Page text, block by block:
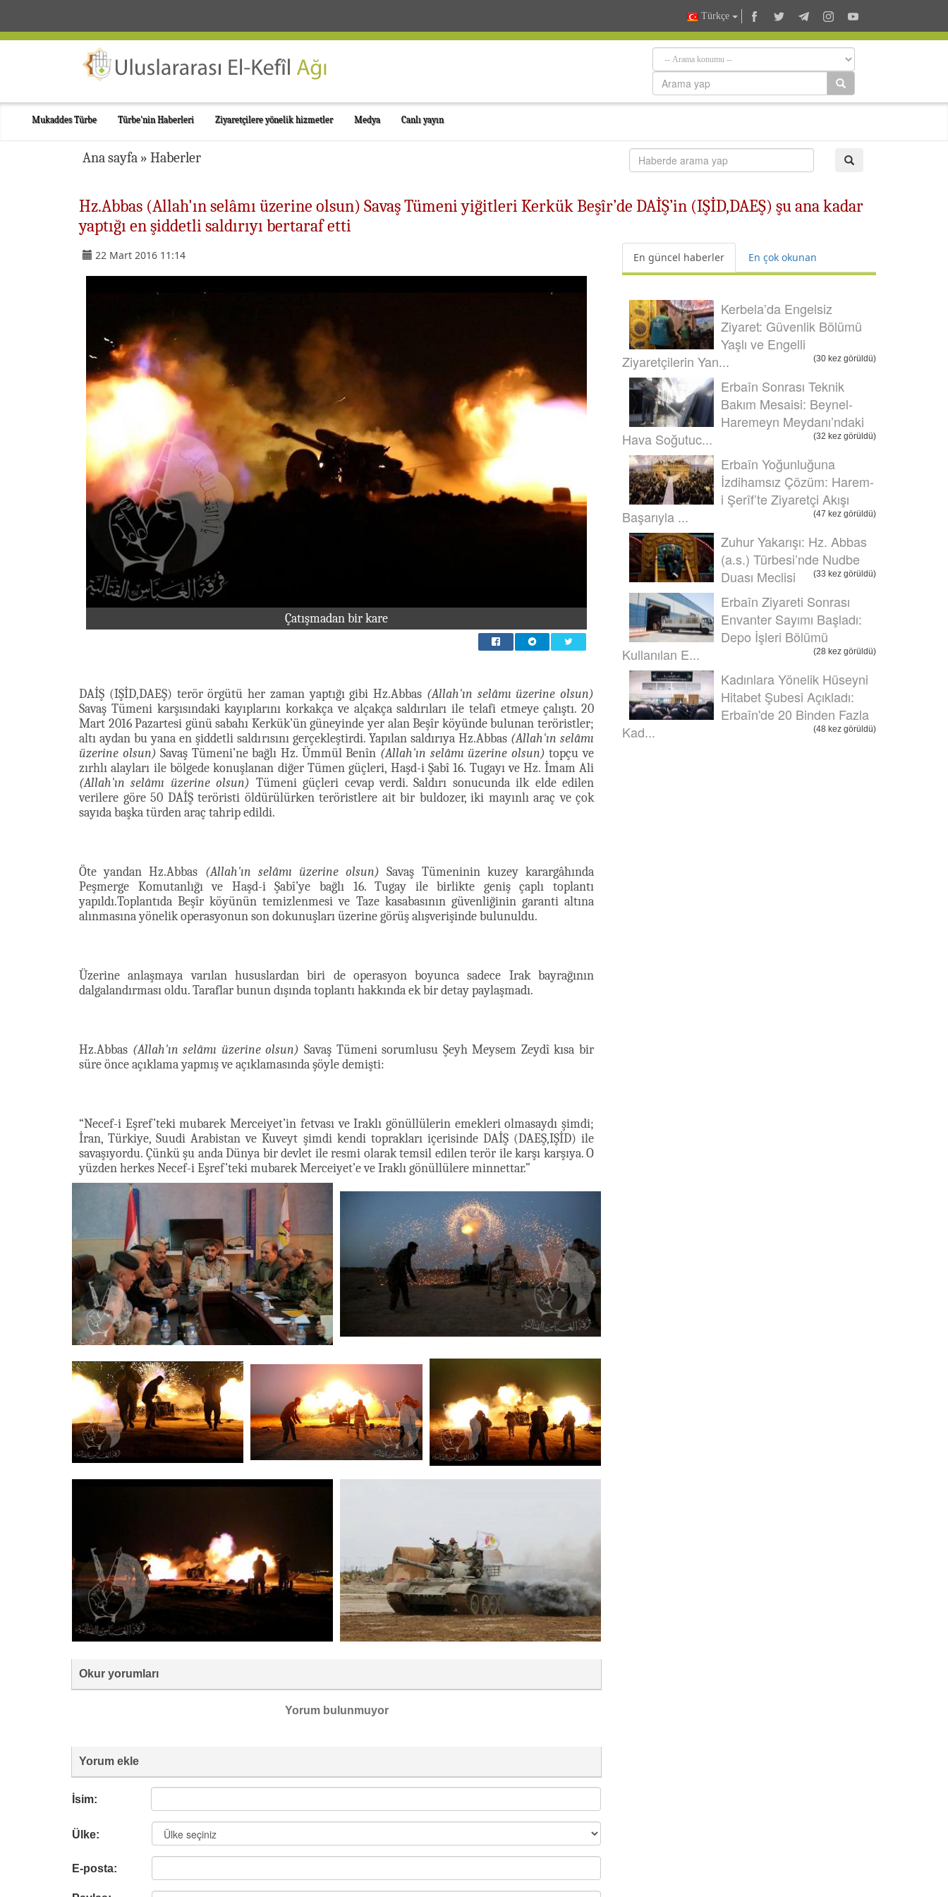
Türkçe
Mukaddes Türbe Türbe'nin Haberleri Ziyaretçilere yönelik hizmetler Medya Canlı yayın
Ana sayfa » Haberler
Hz.Abbas (Allah'ın selâmı üzerine olsun) Savaş Tümeni yiğitleri Kerkük Beşîr’de DAİŞ’in (IŞİD,DAEŞ) şu ana kadar
yaptığı en şiddetli saldırıyı bertaraf etti
22 Mart 2016 11:14
Çatışmadan bir kare
DAİŞ (IŞİD,DAEŞ) terör örgütü her zaman yaptığı gibi Hz.Abbas (Allah'ın selâmı üzerine olsun)
Savaş Tümeni karşısındaki kayıplarını korkakça ve alçakça saldırıları ile telafi etmeye çalıştı. 20
Mart 2016 Pazartesi günü sabahı Kerkük’ün güneyinde yer alan Beşîr köyünde bulunan teröristler;
altı aydan bu yana en şiddetli saldırısını gerçekleştirdi. Yapılan saldırıya Hz.Abbas (Allah'ın selâmı
üzerine olsun) Savaş Tümeni’ne bağlı Hz. Ümmül Benîn (Allah'ın selâmı üzerine olsun) topçu ve
zırhlı alayları ile bölgede konuşlanan diğer Tümen güçleri, Haşd-i Şabî 16. Tugayı ve Hz. İmam Ali
(Allah'ın selâmı üzerine olsun) Tümeni güçleri cevap verdi. Saldırı sonucunda ilk elde edilen
verilere göre 50 DAİŞ teröristi öldürülürken teröristlere ait bir buldozer, iki mayınlı araç ve çok
sayıda başka türden araç tahrip edildi.
Öte yandan Hz.Abbas (Allah'ın selâmı üzerine olsun) Savaş Tümeninin kuzey karargâhında
Peşmerge Komutanlığı ve Haşd-i Şabî’ye bağlı 16. Tugay ile birlikte geniş çaplı toplantı
yapıldı.Toplantıda Beşîr köyünün temizlenmesi ve Taze kasabasının güvenliğinin garanti altına
alınmasına yönelik operasyonun son dokunuşları üzerine görüş alışverişinde bulunuldu.
Üzerine anlaşmaya varılan hususlardan biri de operasyon boyunca sadece Irak bayrağının
dalgalandırması oldu. Taraflar bunun dışında toplantı hakkında ek bir detay paylaşmadı.
Hz.Abbas (Allah'ın selâmı üzerine olsun) Savaş Tümeni sorumlusu Şeyh Meysem Zeydî kısa bir
süre önce açıklama yapmış ve açıklamasında şöyle demişti:
“Necef-i Eşref’teki mubarek Merceiyet’in fetvası ve Iraklı gönüllülerin emekleri olmasaydı şimdi;
İran, Türkiye, Suudi Arabistan ve Kuveyt şimdi kendi toprakları içerisinde DAİŞ (DAEŞ,IŞİD) ile
savaşıyordu. Çünkü şu anda Dünya bir devlet ile resmi olarak temsil edilen terör ile karşı karşıya. O
yüzden herkes Necef-i Eşref’teki mubarek Merceiyet’e ve Iraklı gönüllülere minnettar.”
Okur yorumları
Yorum bulunmuyor
Yorum ekle
İsim:
Ülke:
E-posta:
En güncel haberler En çok okunan
Kerbela’da Engelsiz
Ziyaret: Güvenlik Bölümü
Yaşlı ve Engelli
Ziyaretçilerin Yan...
(30 kez görüldü)
Erbaîn Sonrası Teknik
Bakım Mesaisi: Beynel-
Haremeyn Meydanı’ndaki
Hava Soğutuc...
(32 kez görüldü)
Erbaîn Yoğunluğuna
İzdihamsız Çözüm: Harem-
i Şerîf’te Ziyaretçi Akışı
Başarıyla ...
(47 kez görüldü)
Zuhur Yakarışı: Hz. Abbas
(a.s.) Türbesi’nde Nudbe
Duası Meclisi
(33 kez görüldü)
Erbaîn Ziyareti Sonrası
Envanter Sayımı Başladı:
Depo İşleri Bölümü
Kullanılan E...
(28 kez görüldü)
Kadınlara Yönelik Hüseyni
Hitabet Şubesi Açıkladı:
Erbaîn'de 20 Binden Fazla
Kad...
(48 kez görüldü)